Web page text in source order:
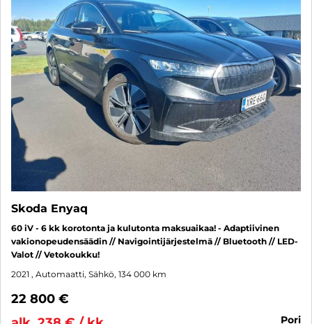
Skoda Enyaq
60 iV - 6 kk korotonta ja kulutonta maksuaikaa! - Adaptiivinen
vakionopeudensäädin // Navigointijärjestelmä // Bluetooth // LED-
Valot // Vetokoukku!
2021 , Automaatti, Sähkö, 134 000 km
22 800 €
pori